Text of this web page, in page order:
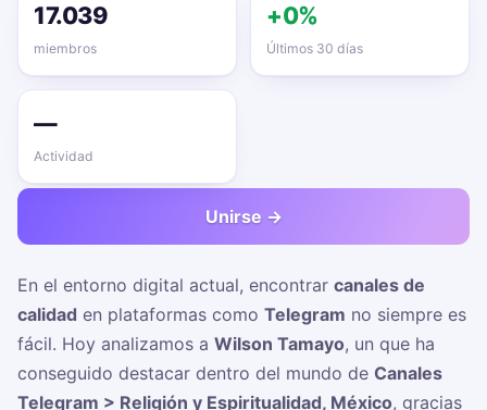
17.039
miembros
+0%
Últimos 30 días
—
Actividad
Unirse →
En el entorno digital actual, encontrar canales de
calidad en plataformas como Telegram no siempre es
fácil. Hoy analizamos a Wilson Tamayo, un que ha
conseguido destacar dentro del mundo de Canales
Telegram > Religión y Espiritualidad, México, gracias